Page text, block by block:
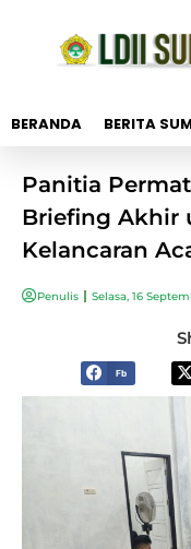
BERANDA BERITA
Panitia
Briefing Akhir
Kelancaran
Penulis Selasa, 16
Fb